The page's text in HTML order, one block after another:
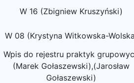
W 16 (Zbigniew Kruszyński)
W 08 (Krystyna Witkowska-
Wpis do rejestru praktyk
(Marek Gołaszewski),(Jarosław
Gołaszewski)